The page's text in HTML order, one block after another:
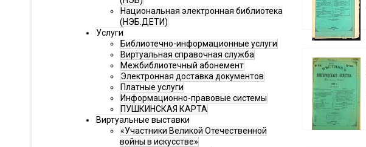
Национальная электронная библиотека
(НЭБ.ДЕТИ)
Услуги
Библиотечно-информационные услуги
Виртуальная справочная служба
Межбиблиотечный абонемент
Электронная доставка документов
Платные услуги
Информационно-правовые системы
ПУШКИНСКАЯ КАРТА
Виртуальные выставки
«Участники Великой Отечественной
войны в искусстве»